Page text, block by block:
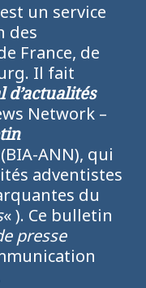
un service
des
France, de
Il fait
d’actualités
Network –
ANN), qui
adventistes
du
« ). Ce bulletin
presse